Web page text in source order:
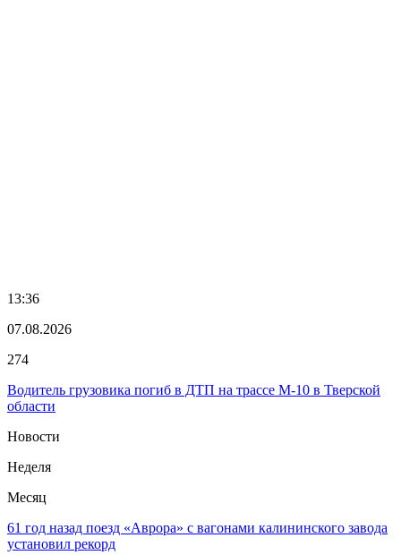
13:36
07.08.2026
274
Водитель грузовика погиб в ДТП на трассе М-10 в Тверской
области
Новости
Неделя
Месяц
61 год назад поезд «Аврора» с вагонами калининского завода
установил рекорд